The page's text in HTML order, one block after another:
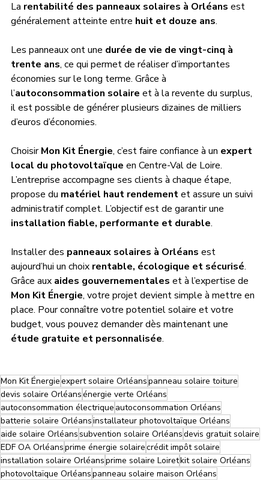
La rentabilité des panneaux solaires à Orléans est
généralement atteinte entre huit et douze ans.
Les panneaux ont une durée de vie de vingt-cinq à
trente ans, ce qui permet de réaliser d’importantes
économies sur le long terme. Grâce à
l’autoconsommation solaire et à la revente du surplus,
il est possible de générer plusieurs dizaines de milliers
d’euros d’économies.
Choisir Mon Kit Énergie, c’est faire confiance à un expert
local du photovoltaïque en Centre-Val de Loire.
L’entreprise accompagne ses clients à chaque étape,
propose du matériel haut rendement et assure un suivi
administratif complet. L’objectif est de garantir une
installation fiable, performante et durable.
Installer des panneaux solaires à Orléans est
aujourd’hui un choix rentable, écologique et sécurisé.
Grâce aux aides gouvernementales et à l’expertise de
Mon Kit Énergie, votre projet devient simple à mettre en
place. Pour connaître votre potentiel solaire et votre
budget, vous pouvez demander dès maintenant une
étude gratuite et personnalisée.
Mon Kit Énergieexpert solaire Orléanspanneau solaire toiture
devis solaire Orléansénergie verte Orléans
autoconsommation électrique autoconsommation Orléans
batterie solaire Orléansinstallateur photovoltaïque Orléans
aide solaire Orléanssubvention solaire Orléansdevis gratuit solaire
EDF OA Orléansprime énergie solairecrédit impôt solaire
installation solaire Orléansprime solaire Loiretkit solaire Orléans
photovoltaïque Orléanspanneau solaire maison Orléans